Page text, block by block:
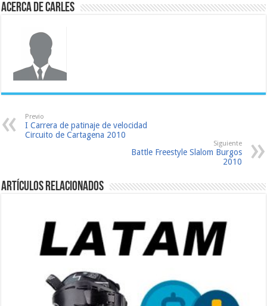
Acerca de Carles
Previo
I Carrera de patinaje de velocidad
Circuito de Cartagena 2010
Siguiente
Battle Freestyle Slalom Burgos
2010
Artículos relacionados